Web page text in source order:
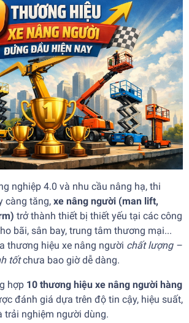
nghiệp 4.0 và nhu cầu nâng hạ, thi
càng tăng, xe nâng người (man lift,
trở thành thiết bị thiết yếu tại các công
bãi, sân bay, trung tâm thương mại...
thương hiệu xe nâng người chất lượng –
tốtchưa bao giờ dễ dàng.
hợp 10 thương hiệu xe nâng người hàng
đánh giá dựa trên độ tin cậy, hiệu suất,
trải nghiệm người dùng.